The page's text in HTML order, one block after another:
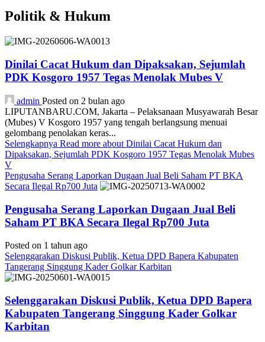
Politik & Hukum
Dinilai Cacat Hukum dan Dipaksakan, Sejumlah
PDK Kosgoro 1957 Tegas Menolak Mubes V
admin Posted on 2 bulan ago
LIPUTANBARU.COM, Jakarta – Pelaksanaan Musyawarah Besar
(Mubes) V Kosgoro 1957 yang tengah berlangsung menuai
gelombang penolakan keras...
Selengkapnya Read more about Dinilai Cacat Hukum dan
Dipaksakan, Sejumlah PDK Kosgoro 1957 Tegas Menolak Mubes
V
Pengusaha Serang Laporkan Dugaan Jual Beli Saham PT BKA
Secara Ilegal Rp700 Juta
Pengusaha Serang Laporkan Dugaan Jual Beli
Saham PT BKA Secara Ilegal Rp700 Juta
Posted on 1 tahun ago
Selenggarakan Diskusi Publik, Ketua DPD Bapera Kabupaten
Tangerang Singgung Kader Golkar Karbitan
Selenggarakan Diskusi Publik, Ketua DPD Bapera
Kabupaten Tangerang Singgung Kader Golkar
Karbitan